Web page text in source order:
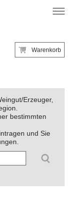
Warenkorb
Erzeuger,
bestimmten
und Sie